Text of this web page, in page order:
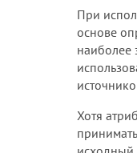
При
основе
наиболее
Хотя